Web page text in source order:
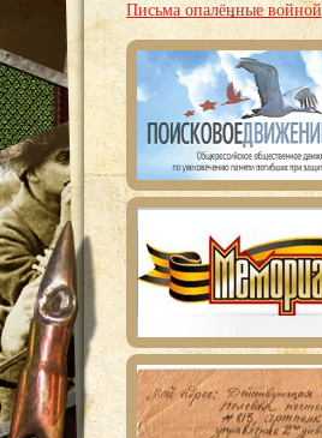
Письма опалённые войной